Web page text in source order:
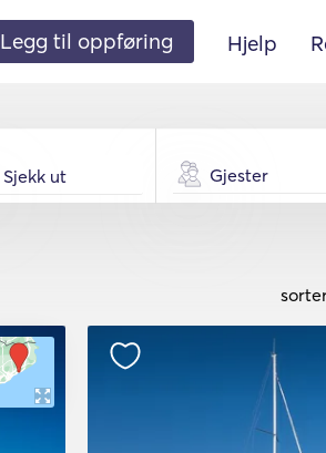
Legg til oppføring Hjelp
Gjester